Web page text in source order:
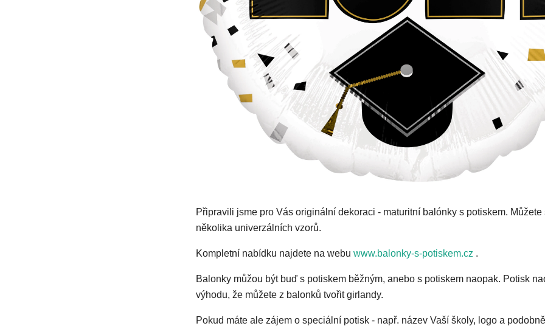
Připravili jsme pro Vás originální dekoraci - maturitní balónky s potiskem. Můžete
několika univerzálních vzorů.
Kompletní nabídku najdete na webu www.balonky-s-potiskem.cz .
Balonky můžou být buď s potiskem běžným, anebo s potiskem naopak. Potisk
výhodu, že můžete z balonků tvořit girlandy.
Pokud máte ale zájem o speciální potisk - např. název Vaší školy, logo a